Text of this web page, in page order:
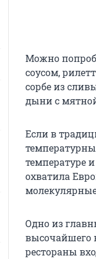
Можно
соусом,
сорбе из
дыни с
Если в
температуре
охватила
Одно из
высочайшего
рестораны